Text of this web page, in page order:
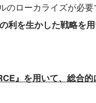
ローカライズが必要
利を生かした戦略を
』を用いて、総合的